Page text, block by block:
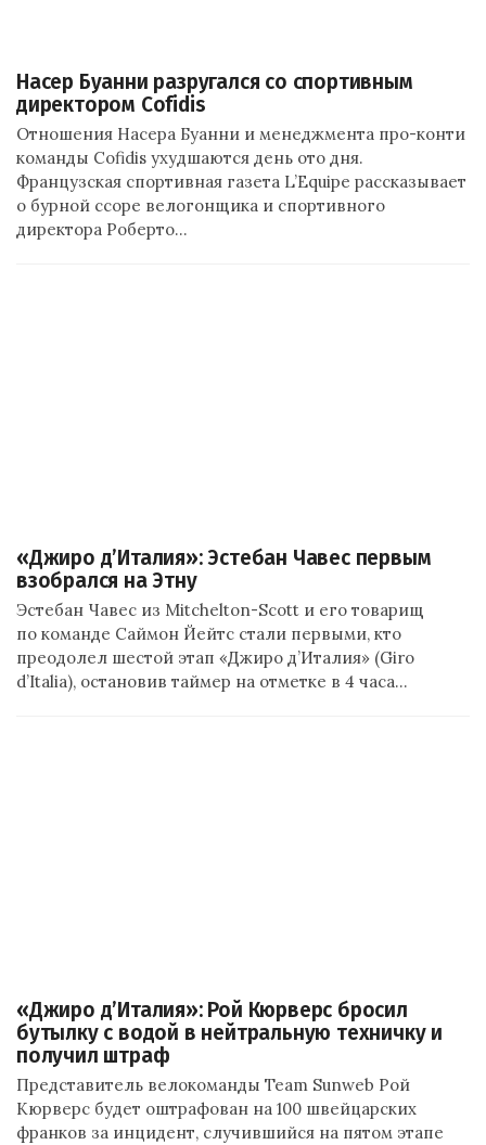
Насер Буанни разругался со спортивным
директором Cofidis
Отношения Насера Буанни и менеджмента про-конти
команды Cofidis ухудшаются день ото дня.
Французская спортивная газета L’Equipe рассказывает
о бурной ссоре велогонщика и спортивного
директора Роберто…
«Джиро д’Италия»: Эстебан Чавес первым
взобрался на Этну
Эстебан Чавес из Mitchelton-Scott и его товарищ
по команде Саймон Йейтс стали первыми, кто
преодолел шестой этап «Джиро д’Италия» (Giro
d’Italia), остановив таймер на отметке в 4 часа…
«Джиро д’Италия»: Рой Кюрверс бросил
бутылку с водой в нейтральную техничку и
получил штраф
Представитель велокоманды Team Sunweb Рой
Кюрверс будет оштрафован на 100 швейцарских
франков за инцидент, случившийся на пятом этапе